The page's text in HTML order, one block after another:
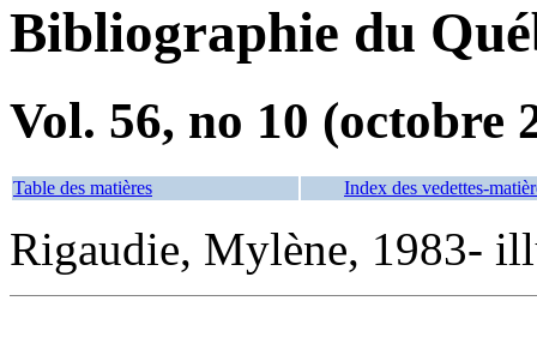
Bibliographie du
Vol. 56, no 10 (octobre
Table des matières Index des vedettes-
Rigaudie, Mylène, 1983-